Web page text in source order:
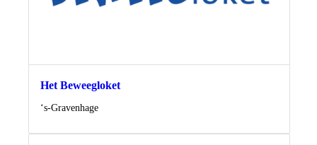
Het Beweegloket
Locatie
‘s-Gravenhage